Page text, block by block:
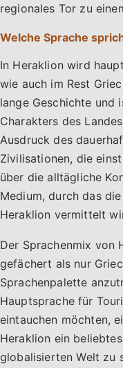
regionales Tor zu
Welche Sprache
In Heraklion wird
wie auch im Rest
lange Geschichte und
Charakters des
Ausdruck des
Zivilisationen, die
über die alltägliche
Medium, durch das
Heraklion vermittelt
Der Sprachenmix von
gefächert als nur
Sprachenpalette
Hauptsprache für
eintauchen möchten,
Heraklion ein
globalisierten Welt zu